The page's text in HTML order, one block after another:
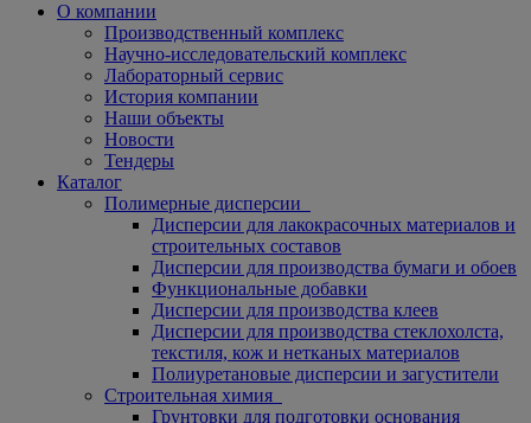
О компании
Производственный комплекс
Научно-исследовательский комплекс
Лабораторный сервис
История компании
Наши объекты
Новости
Тендеры
Каталог
Полимерные дисперсии
Дисперсии для лакокрасочных материалов и
строительных составов
Дисперсии для производства бумаги и обоев
Функциональные добавки
Дисперсии для производства клеев
Дисперсии для производства стеклохолста,
текстиля, кож и нетканых материалов
Полиуретановые дисперсии и загустители
Строительная химия
Грунтовки для подготовки основания